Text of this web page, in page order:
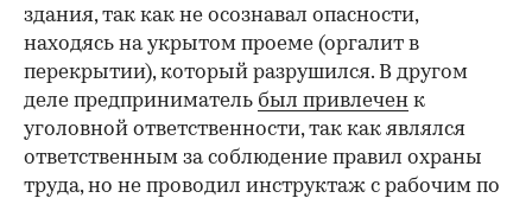
здания, так как не осознавал опасности,
находясь на укрытом проеме (оргалит в
перекрытии), который разрушился. В другом
деле предприниматель был привлечен к
уголовной ответственности, так как являлся
ответственным за соблюдение правил охраны
труда, но не проводил инструктаж с рабочим по